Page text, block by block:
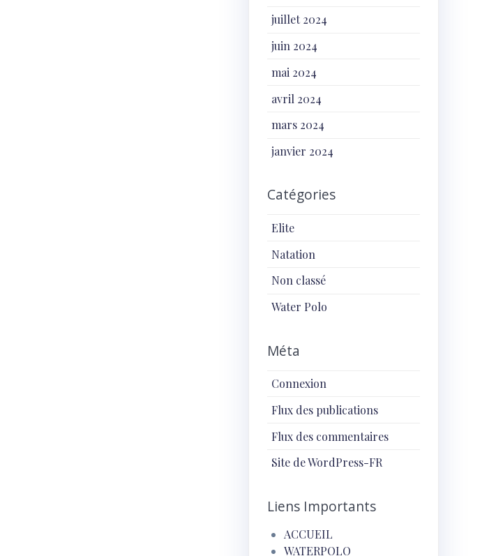
juillet 2024
juin 2024
mai 2024
avril 2024
mars 2024
janvier 2024
Catégories
Elite
Natation
Non classé
Water Polo
Méta
Connexion
Flux des publications
Flux des commentaires
Site de WordPress-FR
Liens Importants
ACCUEIL
WATERPOLO